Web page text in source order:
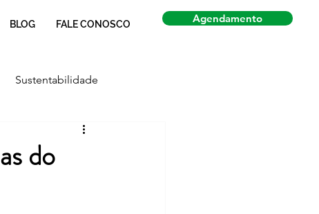
BLOG FALE CONOSCO Agendamento
Sustentabilidade
do